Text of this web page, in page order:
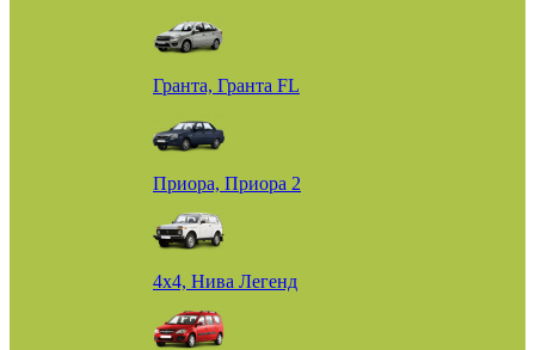
Гранта, Гранта FL
Приора, Приора 2
4х4, Нива Легенд